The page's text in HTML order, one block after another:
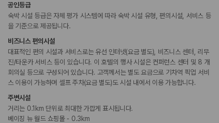
공인등급
숙박 시설 등급은 자체 평가 시스템에 따라 숙박 시설 유형, 편의시설, 서비스 등
을 기준으로 제공됩니다.
비즈니스 편의시설
대표적인 편의 시설과 서비스로는 유선 인터넷(요금 별도), 비즈니스 센터, 리무
진/타운카 서비스 등이 있습니다. 이 호텔의 행사 시설은 컨퍼런스 센터 및 8 개
회의실 등으로 구성되어 있습니다. 고객께서는 별도 요금으로 기차역 픽업 서비
스 이용이 가능하며 셀프 주차(요금 별도)도 시설 내에서 이용 가능합니다.
주변시설
거리는 0.1km 단위로 최대한 가깝게 표시됩니다.
베이징 뉴 월드 쇼핑몰 - 0.3km